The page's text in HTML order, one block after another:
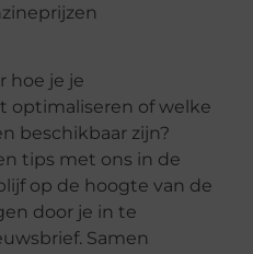
hoe je je
optimaliseren of welke
beschikbaar zijn?
tips met ons in de
op de hoogte van de
door je in te
Samen